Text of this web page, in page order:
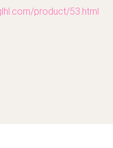
product/53.html